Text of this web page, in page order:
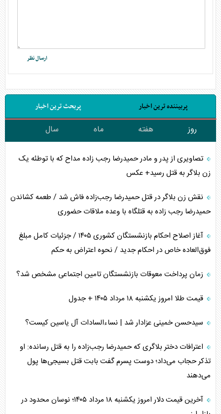
پربیننده ترین اخبار پربحث ترین اخبار
روز هفته ماه سال
تصاویری از پدر و مادر حمیدرضا رجب زاده مداح که با توطئه یک
زن بلاگر به قتل رسید+ عکس
نقش زن بلاگر در قتل حمیدرضا رجب‌زاده فاش شد / طعمه کشاندن
حمیدرضا رجب زاده به قتلگاه با وعده ملاقات حضوری
آغاز اصلاح احکام بازنشستگان کشوری ۱۴۰۵ / جزئیات کامل مبلغ
فوق‌العاده خاص در احکام جدید / نحوه اعتراض به حکم
زمان پرداخت معوقات بازنشستگان تامین اجتماعی مشخص شد؟
قیمت طلا امروز یکشنبه ۱۸ مرداد ۱۴۰۵ + جدول
سیدحسن خمینی عزادار شد | نساءالسادات آل یاسین کیست؟
اعترافات دختر بلاگری که حمیدرضا رجب‌زاده را به قتل رسانده: او
تذکر حجاب می‌داد؛ دوست پسرم گفت بابت قتل بسیجی‌ها پول
می‌دهند
آخرین قیمت دلار امروز یکشنبه ۱۸ مرداد ۱۴۰۵؛ نوسان محدود در